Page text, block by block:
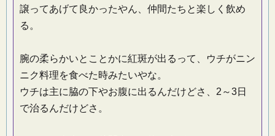
譲ってあげて良かったやん、仲間たちと楽しく飲め
る。
腕の柔らかいとことかに紅斑が出るって、ウチがニン
ニク料理を食べた時みたいやな。
ウチは主に脇の下やお腹に出るんだけどさ、2～3日
で治るんだけどさ。